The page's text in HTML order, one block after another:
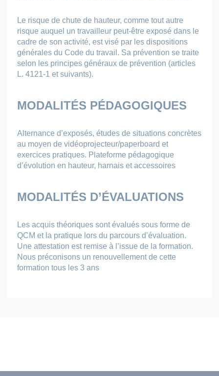
Le risque de chute de hauteur, comme tout autre
risque auquel un travailleur peut-être exposé dans le
cadre de son activité, est visé par les dispositions
générales du Code du travail. Sa prévention se traite
selon les principes généraux de prévention (articles
L. 4121-1 et suivants).
MODALITÉS PÉDAGOGIQUES
Alternance d’exposés, études de situations concrètes
au moyen de vidéoprojecteur/paperboard et
exercices pratiques. Plateforme pédagogique
d’évolution en hauteur, harnais et accessoires
MODALITÉS D’ÉVALUATIONS
Les acquis théoriques sont évalués sous forme de
QCM et la pratique lors du parcours d’évaluation.
Une attestation est remise à l’issue de la formation.
Nous préconisons un renouvellement de cette
formation tous les 3 ans